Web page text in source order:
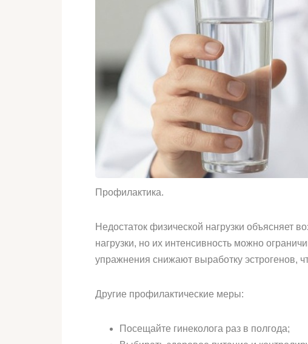
Профилактика.
Недостаток физической нагрузки
нагрузки, но их интенсивность можно
упражнения снижают выработку эстрогенов,
Другие профилактические меры:
Посещайте гинеколога раз в полгода;